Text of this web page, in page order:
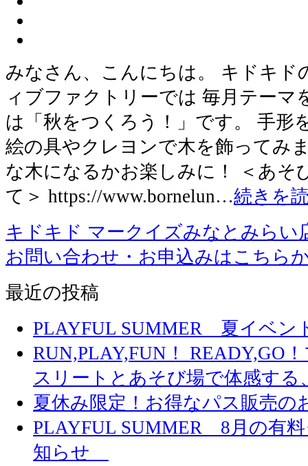
みなさん、こんにちは。 キドキド
ィブファクトリーでは 毎月テーマ
は「秋をつくろう！」です。 手形
絵の具やクレヨンで木を飾ってみ
な木になるかお楽しみに！ ＜あそ
て＞ https://www.bornelun…続きを
キドキド マークイズみなとみらい
お問い合わせ・お申込みはこちら
最近の投稿
PLAYFUL SUMMER 夏イベ
RUN,PLAY,FUN！ READY,GO
スリートとあそび場で体感する
夏休み限定！お得なパス販売の
PLAYFUL SUMMER 8月の有
知らせ